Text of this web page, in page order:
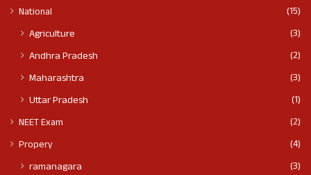
National
(15)
Agriculture
(3)
Andhra Pradesh
(2)
Maharashtra
(3)
Uttar Pradesh
(1)
NEET Exam
(2)
Propery
(4)
ramanagara (3)